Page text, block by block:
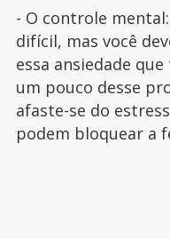
- O controle
difícil, mas você
essa ansiedade
um pouco desse
afaste-se do
podem bloquear a